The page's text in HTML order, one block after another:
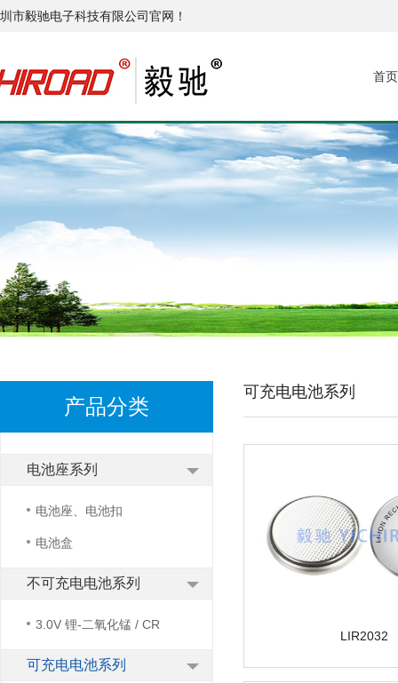
市毅驰电子科技有限公司官网！
首页
产品分类
电池座系列
电池座、电池扣
电池盒
不可充电电池系列
3.0V 锂-二氧化锰 / CR
可充电电池系列
可充电电池系列
LIR2032